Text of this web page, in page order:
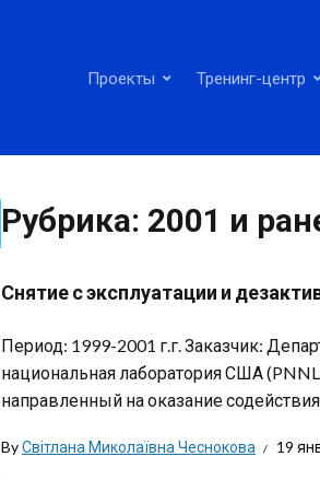
Проекты Тренинг-центр
Рубрика: 2001 и
Снятие с эксплуатации и
Период: 1999-2001 г.г. Заказчик:
национальная лаборатория США
направленный на оказание
ByСвітлана Миколаївна Чеснокова 19